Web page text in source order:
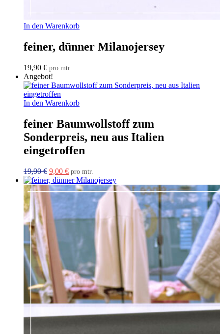
In den Warenkorb
feiner, dünner Milanojersey
19,90 € pro mtr.
Angebot!
In den Warenkorb
feiner Baumwollstoff zum
Sonderpreis, neu aus Italien
eingetroffen
19,90€ Ursprünglicher
Preis
war:
19,90 €
9,00 €Aktueller
Preis
ist:
pro mtr.